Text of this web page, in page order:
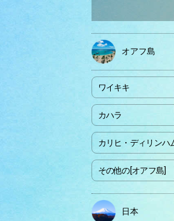
オアフ島
ワイキキ
カハラ
カリヒ・ディリンハ
その他の[オアフ島]
日本